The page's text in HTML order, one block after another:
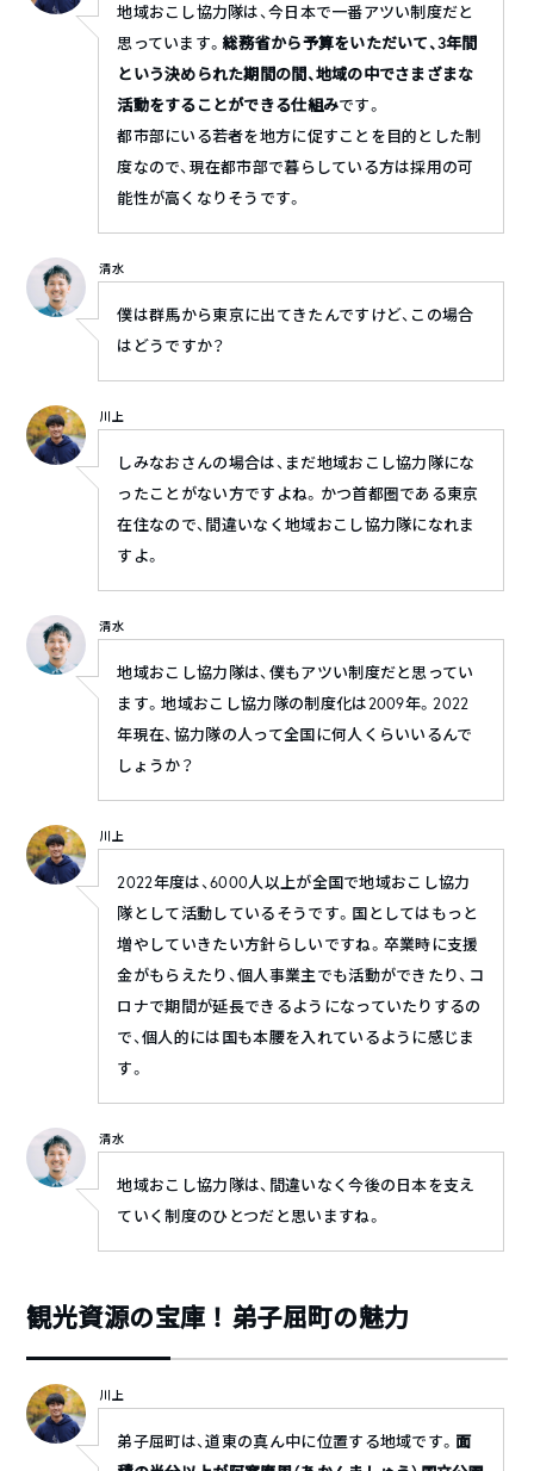
地域おこし協力隊は、今日本で一番アツい制度だと
思っています。総務省から予算をいただいて、3年間
という決められた期間の間、地域の中でさまざまな
活動をすることができる仕組みです。
都市部にいる若者を地方に促すことを目的とした制
度なので、現在都市部で暮らしている方は採用の可
能性が高くなりそうです。
清水
僕は群馬から東京に出てきたんですけど、この場合
はどうですか？
川上
しみなおさんの場合は、まだ地域おこし協力隊にな
ったことがない方ですよね。かつ首都圏である東京
在住なので、間違いなく地域おこし協力隊になれま
すよ。
清水
地域おこし協力隊は、僕もアツい制度だと思ってい
ます。地域おこし協力隊の制度化は2009年。2022
年現在、協力隊の人って全国に何人くらいいるんで
しょうか？
川上
2022年度は、6000人以上が全国で地域おこし協力
隊として活動しているそうです。国としてはもっと
増やしていきたい方針らしいですね。卒業時に支援
金がもらえたり、個人事業主でも活動ができたり、コ
ロナで期間が延長できるようになっていたりするの
で、個人的には国も本腰を入れているように感じま
す。
清水
地域おこし協力隊は、間違いなく今後の日本を支え
ていく制度のひとつだと思いますね。
観光資源の宝庫！弟子屈町の魅力
川上
弟子屈町は、道東の真ん中に位置する地域です。 面